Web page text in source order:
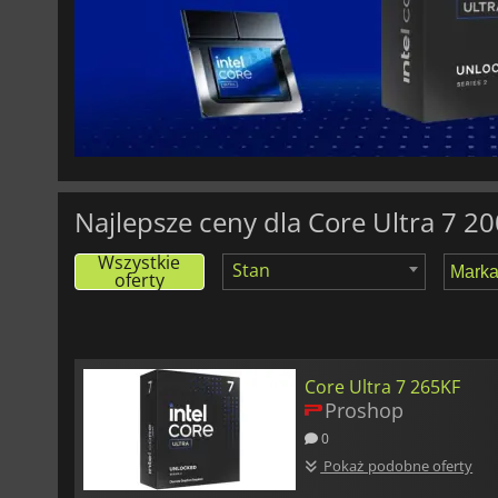
Core Ultra 7 265KF
Najlepsze ceny dla Core Ultra 7
Wszystkie
oferty Stan
Core Ultra 7 265KF
Proshop
0
Pokaż podobne oferty